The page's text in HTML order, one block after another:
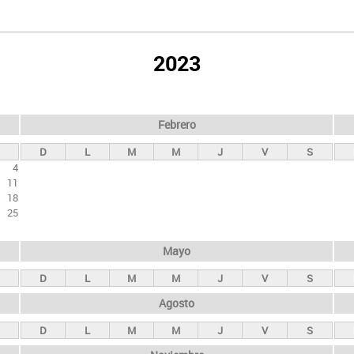
2023
4
11
18
25
Febrero
D L M M J V S
Mayo
D L M M J V S
Agosto
D L M M J V S